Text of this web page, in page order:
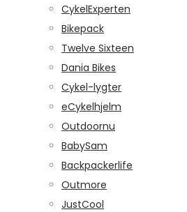
CykelExperten
Bikepack
Twelve Sixteen
Dania Bikes
Cykel-lygter
eCykelhjelm
Outdoornu
BabySam
Backpackerlife
Outmore
JustCool